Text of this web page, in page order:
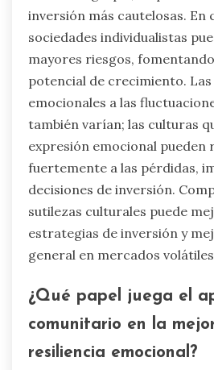
inversión más cautelosas. En
sociedades individualistas
mayores riesgos,
potencial de crecimiento.
emocionales a las
también varían; las culturas
expresión emocional pueden
fuertemente a las pérdidas,
decisiones de inversión.
sutilezas culturales puede
estrategias de inversión y
general en mercados
¿Qué papel juega el
comunitario en la
resiliencia emocional?